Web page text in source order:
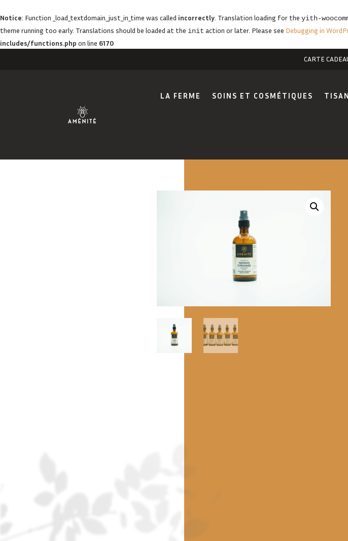
Notice: Function _load_textdomain_just_in_time was called incorrectly . Translation loading for the yith-
theme running too early. Translations should be loaded at the init action or later. Please see Debugging in
includes/functions.php on line 6170
CARTE
LA FERME SOINS ET COSMÉTIQUES